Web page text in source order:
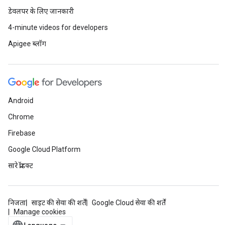
डेवलपर के लिए जानकारी
4-minute videos for developers
Apigee ब्लॉग
Android
Chrome
Firebase
Google Cloud Platform
सारे प्रॉडक्ट
निजता साइट की सेवा की शर्तें
Google Cloud सेवा की शर्तें
Manage cookies